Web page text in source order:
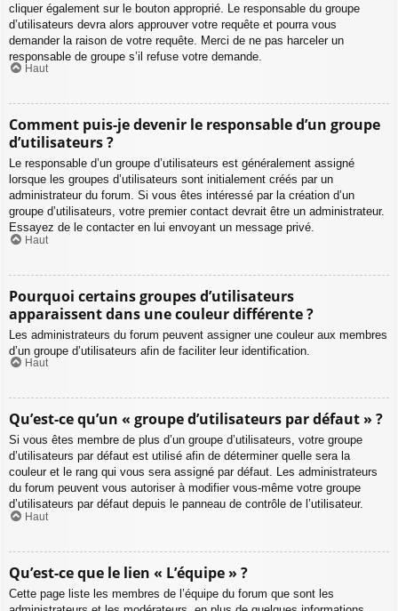
cliquer également sur le bouton approprié. Le responsable du groupe
d’utilisateurs devra alors approuver votre requête et pourra vous
demander la raison de votre requête. Merci de ne pas harceler un
responsable de groupe s’il refuse votre demande.
Haut
Comment puis-je devenir le responsable d’un groupe
d’utilisateurs ?
Le responsable d’un groupe d’utilisateurs est généralement assigné
lorsque les groupes d’utilisateurs sont initialement créés par un
administrateur du forum. Si vous êtes intéressé par la création d’un
groupe d’utilisateurs, votre premier contact devrait être un administrateur.
Essayez de le contacter en lui envoyant un message privé.
Haut
Pourquoi certains groupes d’utilisateurs
apparaissent dans une couleur différente ?
Les administrateurs du forum peuvent assigner une couleur aux membres
d’un groupe d’utilisateurs afin de faciliter leur identification.
Haut
Qu’est-ce qu’un « groupe d’utilisateurs par défaut » ?
Si vous êtes membre de plus d’un groupe d’utilisateurs, votre groupe
d’utilisateurs par défaut est utilisé afin de déterminer quelle sera la
couleur et le rang qui vous sera assigné par défaut. Les administrateurs
du forum peuvent vous autoriser à modifier vous-même votre groupe
d’utilisateurs par défaut depuis le panneau de contrôle de l’utilisateur.
Haut
Qu’est-ce que le lien « L’équipe » ?
Cette page liste les membres de l’équipe du forum que sont les